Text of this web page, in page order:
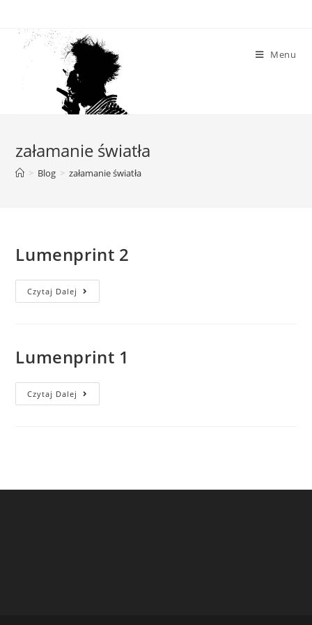
content
Menu
załamanie światła
> Blog > załamanie światła
Lumenprint 2
Czytaj Dalej Lumenprint
2
Lumenprint 1
Czytaj Dalej Lumenprint
1